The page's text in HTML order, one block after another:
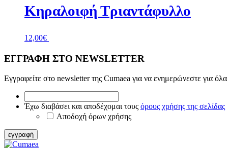
στη
σελίδα
12,00€
πολλαπλές
παραλλαγές.
να
επιλεγούν
σελίδα
Κηραλοιφή Τριαντάφυλλο
12,00€
ΕΓΓΡΑΦΗ ΣΤΟ NEWSLETTER
Εγγραφείτε στο newsletter της Cumaea για να ενημερώνεστε για
Έχω
διαβάσει
αποδέχομαι
τους
Έχω διαβάσει και αποδέχομαι τους όρους χρήσης της σελίδας
Αποδοχή όρων χρήσης
εγγραφή